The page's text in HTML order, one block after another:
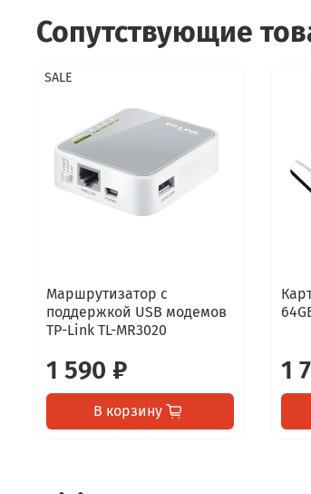
Сопутствующие
SALE
Маршрутизатор с
поддержкой USB модемов
TP-Link TL-MR3020
1 590 ₽
В корзину
1